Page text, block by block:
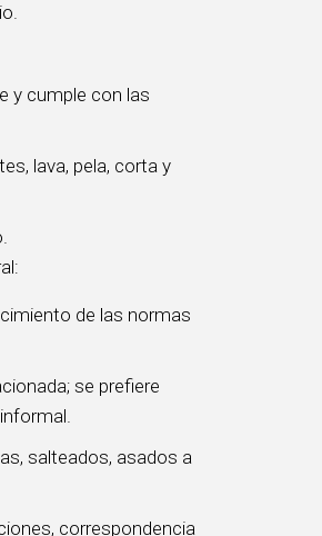
y cumple con las
lava, pela, corta y
de las normas
se prefiere
salteados, asados a
correspondencia